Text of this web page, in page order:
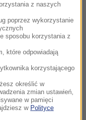
dodaj w
z naszych
poprzez wykorzystanie
sposobu korzystania z
które odpowiadają
korzystającego
określić w
zmian ustawień,
w pamięci
w Polityce